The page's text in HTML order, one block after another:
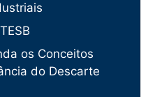
os Conceitos
do Descarte